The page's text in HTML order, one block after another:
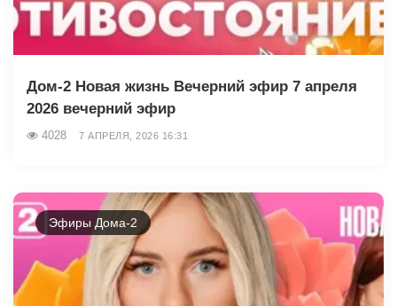
Дом-2 Новая жизнь Вечерний эфир 7 апреля
2026 вечерний эфир
4028 7 АПРЕЛЯ, 2026 16:31
Эфиры Дома-2